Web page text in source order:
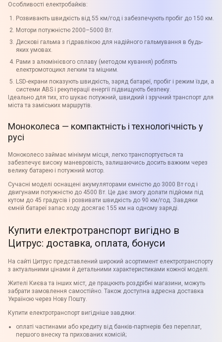
Особливості електробайків:
Розвивають швидкість від 55 км/год і забезпечують пробіг до 150 км.
Мотори потужністю 2000–5000 Вт.
Дискові гальма з гідравлікою для надійного гальмування в будь-
яких умовах.
Рами з алюмінієвого сплаву (методом кування) роблять
електромотоцикл легким та міцним.
LSD-екрани показують швидкість, заряд батареї, пробіг і режим їзди, а
системи ABS і рекуперації енергії підвищують безпеку.
Ідеально для тих, хто шукає потужний, швидкий і зручний транспорт для
міста та заміських маршрутів.
Моноколеса — компактність і технологічність у
русі
Моноколесо займає мінімум місця, легко транспортується та
забезпечує високу маневровість, залишаючись досить важким через
велику батарею і потужний мотор.
Сучасні моделі оснащені акумуляторами ємністю до 3000 Вт·год і
двигунами потужністю до 4500 Вт. Це дає змогу долати підйоми під
кутом до 45 градусів і розвивати швидкість до 90 км/год. Завдяки
ємній батареї запас ходу досягає 155 км на одному заряді.
Купити електротранспорт вигідно в
Цитрус: доставка, оплата, бонуси
На сайті Цитрус представлений широкий асортимент електротранспорту
з актуальними цінами й детальними характеристиками кожної моделі.
Жителі Києва та інших міст, де працюють роздрібні магазини, можуть
забрати замовлення самостійно. Також доступна адресна доставка
Україною через Нову Пошту.
Купити електротранспорт вигідніше завдяки:
оплаті частинами або кредиту від банків-партнерів без переплат,
першого внеску та прихованих комісій;